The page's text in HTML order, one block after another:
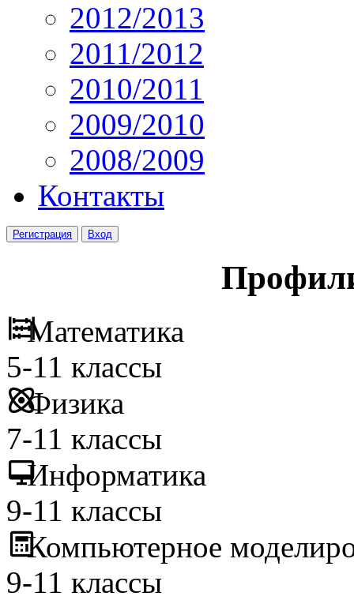
2012/2013
2011/2012
2010/2011
2009/2010
2008/2009
Контакты
Регистрация Вход
Математика
5-11 классы
Физика
7-11 классы
Информатика
9-11 классы
Компьютерное
9-11 классы